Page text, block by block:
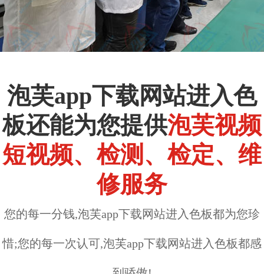
泡芙app下载网站进入色
板还能为您提供泡芙视频
短视频、检测、检定、维
修服务
您的每一分钱,泡芙app下载网站进入色板都为您珍
惜;您的每一次认可,泡芙app下载网站进入色板都感